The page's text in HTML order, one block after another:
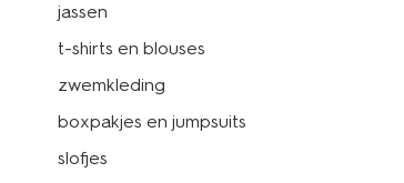
jassen
t-shirts en blouses
zwemkleding
boxpakjes en jumpsuits
slofjes